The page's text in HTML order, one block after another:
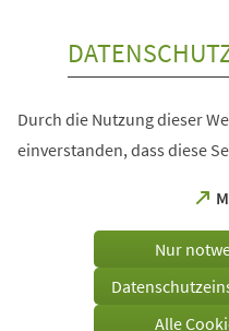
Durch die Nutzung dieser
einverstanden, dass diese
Tab)
Nur
Alle